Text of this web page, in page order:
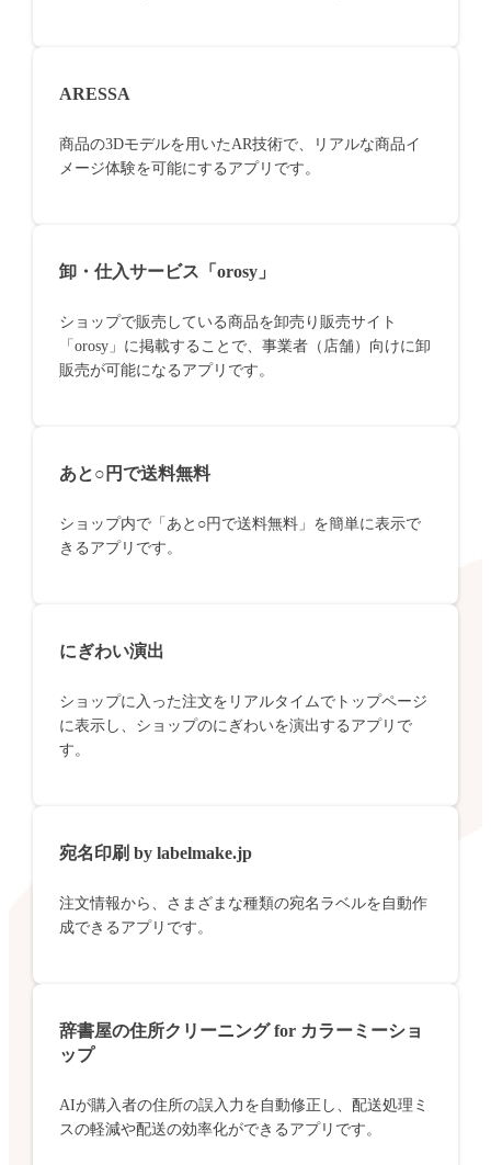
ARESSA
商品の3Dモデルを用いたAR技術で、リアルな商品イ
メージ体験を可能にするアプリです。
卸・仕入サービス「orosy」
ショップで販売している商品を卸売り販売サイト
「orosy」に掲載することで、事業者（店舗）向けに卸
販売が可能になるアプリです。
あと○円で送料無料
ショップ内で「あと○円で送料無料」を簡単に表示で
きるアプリです。
にぎわい演出
ショップに入った注文をリアルタイムでトップページ
に表示し、ショップのにぎわいを演出するアプリで
す。
宛名印刷 by labelmake.jp
注文情報から、さまざまな種類の宛名ラベルを自動作
成できるアプリです。
辞書屋の住所クリーニング for カラーミーショ
ップ
AIが購入者の住所の誤入力を自動修正し、配送処理ミ
スの軽減や配送の効率化ができるアプリです。